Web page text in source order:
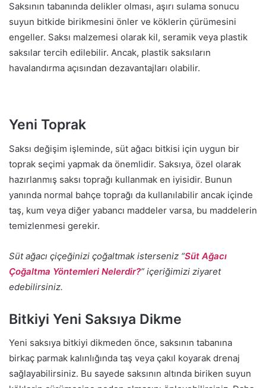
Saksının tabanında delikler olması, aşırı sulama sonucu
suyun bitkide birikmesini önler ve köklerin çürümesini
engeller. Saksı malzemesi olarak kil, seramik veya plastik
saksılar tercih edilebilir. Ancak, plastik saksıların
havalandırma açısından dezavantajları olabilir.
Yeni Toprak
Saksı değişim işleminde, süt ağacı bitkisi için uygun bir
toprak seçimi yapmak da önemlidir. Saksıya, özel olarak
hazırlanmış saksı toprağı kullanmak en iyisidir. Bunun
yanında normal bahçe toprağı da kullanılabilir ancak içinde
taş, kum veya diğer yabancı maddeler varsa, bu maddelerin
temizlenmesi gerekir.
Süt ağacı çiçeğinizi çoğaltmak isterseniz “Süt Ağacı
Çoğaltma Yöntemleri Nelerdir?” içeriğimizi ziyaret
edebilirsiniz.
Bitkiyi Yeni Saksıya Dikme
Yeni saksıya bitkiyi dikmeden önce, saksının tabanına
birkaç parmak kalınlığında taş veya çakıl koyarak drenaj
sağlayabilirsiniz. Bu sayede saksının altında biriken suyun